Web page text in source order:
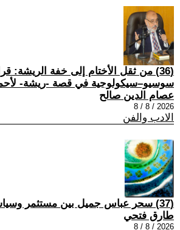
(36) من ثقل الأختام إلى خفة الريشة:
سوسيو–سيكولوجية في قصة -ريشة-
عصام الدين صالح
2026 / 8 / 8
الادب والفن
(37) سحر عباس جميل بين مستثمر وسياسي اطاري
طارق فتحي
2026 / 8 / 8